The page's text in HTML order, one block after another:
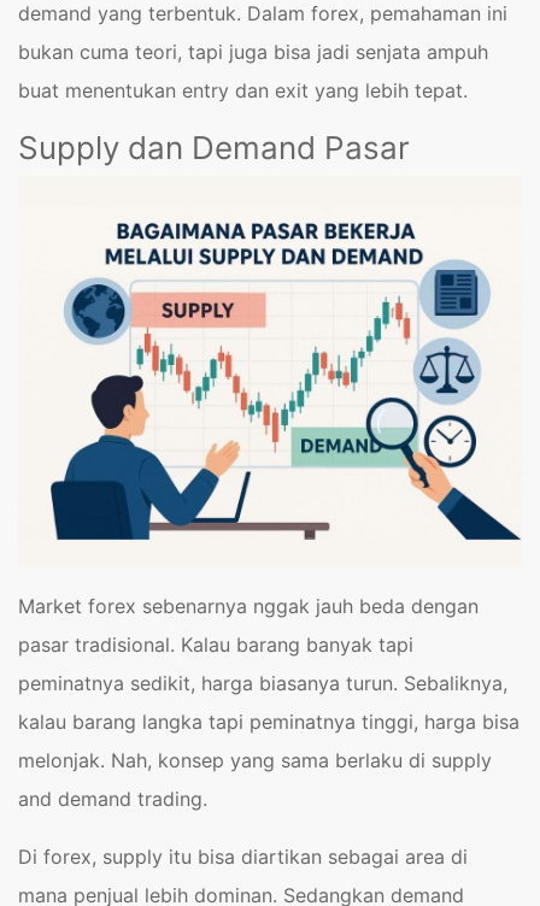
demand yang terbentuk. Dalam forex, pemahaman ini
bukan cuma teori, tapi juga bisa jadi senjata ampuh
buat menentukan entry dan exit yang lebih tepat.
Supply dan Demand Pasar
Market forex sebenarnya nggak jauh beda dengan
pasar tradisional. Kalau barang banyak tapi
peminatnya sedikit, harga biasanya turun. Sebaliknya,
kalau barang langka tapi peminatnya tinggi, harga bisa
melonjak. Nah, konsep yang sama berlaku di supply
and demand trading.
Di forex, supply itu bisa diartikan sebagai area di
mana penjual lebih dominan. Sedangkan demand